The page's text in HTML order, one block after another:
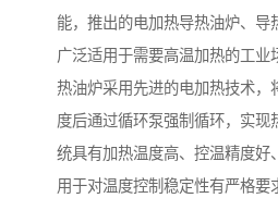
能，推出的电加热导热油炉、导
广泛适用于需要高温加热的工业
热油炉采用先进的电加热技术，
度后通过循环泵强制循环，实现
统具有加热温度高、控温精度好
用于对温度控制稳定性有严格要